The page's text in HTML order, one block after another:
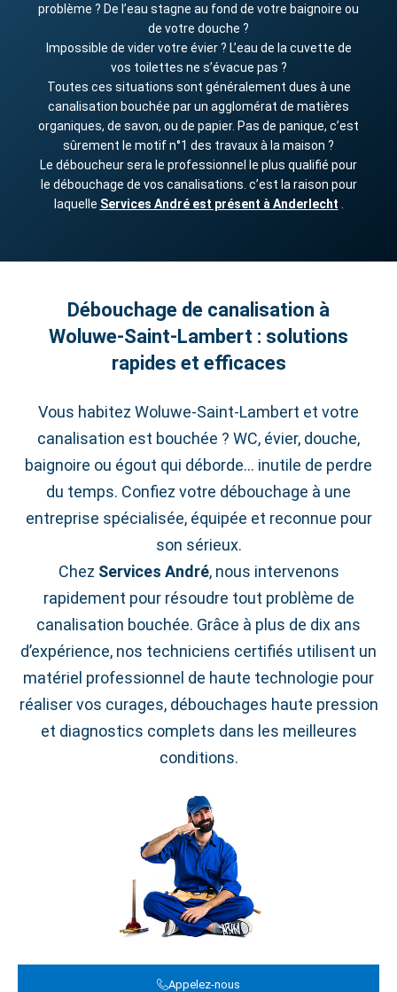
problème ? De l’eau stagne au fond de votre baignoire ou
de votre douche ?
Impossible de vider votre évier ? L’eau de la cuvette de
vos toilettes ne s’évacue pas ?
Toutes ces situations sont généralement dues à une
canalisation bouchée par un agglomérat de matières
organiques, de savon, ou de papier. Pas de panique, c’est
sûrement le motif n°1 des travaux à la maison ?
Le déboucheur sera le professionnel le plus qualifié pour
le débouchage de vos canalisations. c’est la raison pour
laquelle Services André est présent à Anderlecht
Débouchage de canalisation à
Woluwe‑Saint‑Lambert : solutions
rapides et efficaces
Vous habitez Woluwe‑Saint‑Lambert et votre
canalisation est bouchée ? WC, évier, douche,
baignoire ou égout qui déborde… inutile de perdre
du temps. Confiez votre débouchage à une
entreprise spécialisée, équipée et reconnue pour
son sérieux.
Chez Services André, nous intervenons
rapidement pour résoudre tout problème de
canalisation bouchée. Grâce à plus de dix ans
d’expérience, nos techniciens certifiés utilisent un
matériel professionnel de haute technologie pour
réaliser vos curages, débouchages haute pression
et diagnostics complets dans les meilleures
conditions.
Appelez-nous